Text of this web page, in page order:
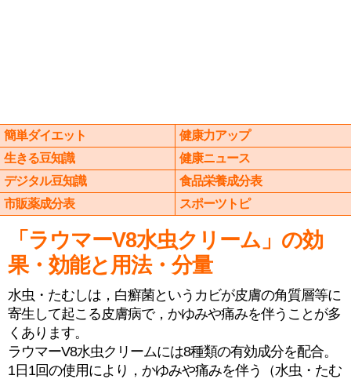
簡単ダイエット
健康力アップ
生きる豆知識
健康ニュース
デジタル豆知識
食品栄養成分表
市販薬成分表
スポーツトピ
「ラウマーV8水虫クリーム」の効
果・効能と用法・分量
水虫・たむしは，白癬菌というカビが皮膚の角質層等に
寄生して起こる皮膚病で，かゆみや痛みを伴うことが多
くあります。
ラウマーV8水虫クリームには8種類の有効成分を配合。
1日1回の使用により，かゆみや痛みを伴う（水虫・たむ